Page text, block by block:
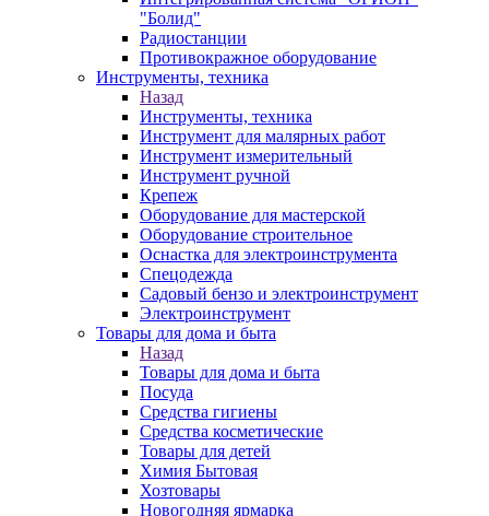
"Болид"
Радиостанции
Противокражное оборудование
Инструменты, техника
Назад
Инструменты, техника
Инструмент для малярных работ
Инструмент измерительный
Инструмент ручной
Крепеж
Оборудование для мастерской
Оборудование строительное
Оснастка для электроинструмента
Спецодежда
Садовый бензо и электроинструмент
Электроинструмент
Товары для дома и быта
Назад
Товары для дома и быта
Посуда
Средства гигиены
Средства косметические
Товары для детей
Химия Бытовая
Хозтовары
Новогодняя ярмарка